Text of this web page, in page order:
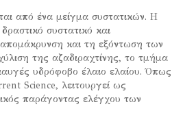
από ένα μείγμα συστατικών. Η
συστατικό και
απομάκρυνση και τη εξόντωση των
της αζαδιραχτίνης, το τμήμα
υδρόφοβο έλαιο ελαίου. Όπως
Science, λειτουργεί ως
παράγοντας ελέγχου των